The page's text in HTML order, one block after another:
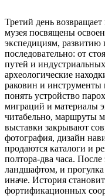
Третий день
музея посвящены
экспедициям,
последовательно: от
путей и
археологические
раковин и
понять устройство
миграций и материалы
читабельно, маршруты
выставки закрывают
фотография, дизайн
продаются каталоги и
полтора-два часа.
ландшафтом, и
иначе. История
фортификационных